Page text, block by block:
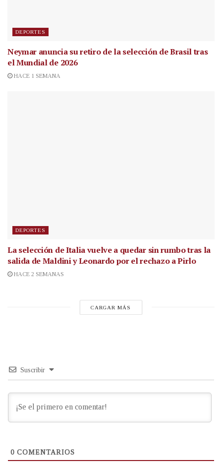
DEPORTES
Neymar anuncia su retiro de la selección de Brasil tras
el Mundial de 2026
HACE 1 SEMANA
DEPORTES
La selección de Italia vuelve a quedar sin rumbo tras la
salida de Maldini y Leonardo por el rechazo a Pirlo
HACE 2 SEMANAS
CARGAR MÁS
Suscribir
0 COMENTARIOS